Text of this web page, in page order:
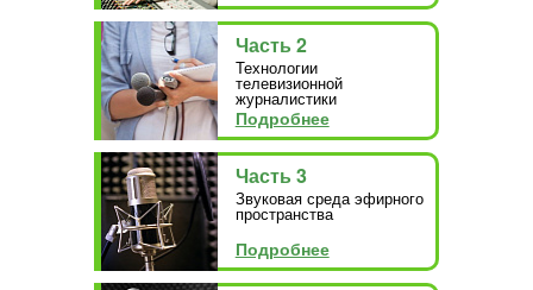
Часть 2
Технологии
телевизионной
журналистики
Подробнее
Часть 3
Звуковая среда эфирного
пространства
Подробнее